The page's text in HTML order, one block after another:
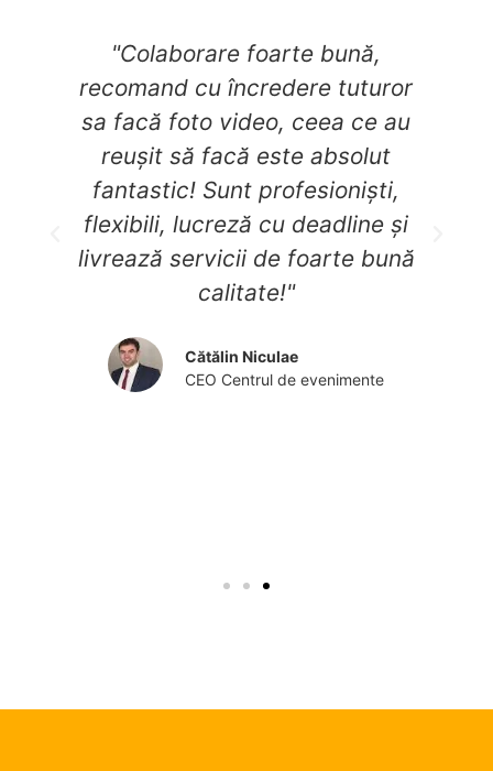
"Colaborare foarte bună,
recomand cu încredere tuturor
sa facă foto video, ceea ce au
reușit să facă este absolut
fantastic! Sunt profesioniști,
flexibili, lucreză cu deadline și
livrează servicii de foarte bună
calitate!"
Cătălin Niculae
CEO Centrul de evenimente